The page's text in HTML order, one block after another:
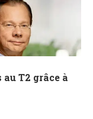
T2 grâce à